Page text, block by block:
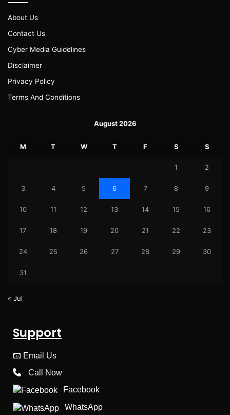
About Us
Contact Us
Cyber Media Guidelines
Disclaimer
Privacy Policy
Terms And Conditions
August 2026
M T W T F S S
1 2
3 4 5 6 7 8 9
10 11 12 13 14 15 16
17 18 19 20 21 22 23
24 25 26 27 28 29 30
31
« Jul
Support
📧 Email Us
Call Now
Facebook
WhatsApp